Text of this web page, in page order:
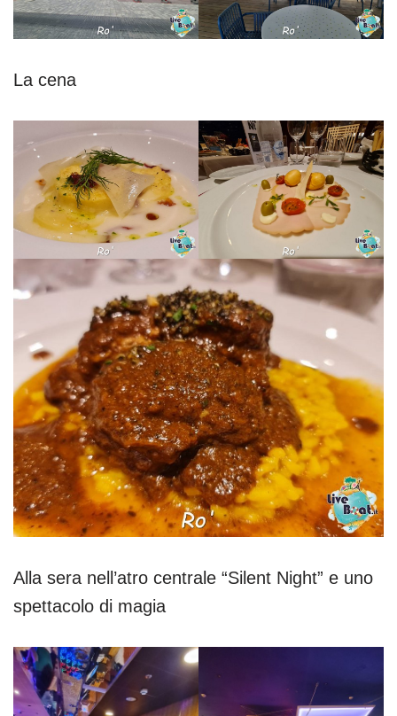
La cena
Alla sera nell’atro centrale “Silent Night” e uno
spettacolo di magia